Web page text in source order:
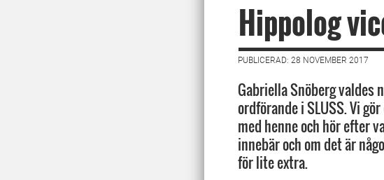
Hippolog
PUBLICERAD: 28 NOVEMBER 2017
Gabriella Snöberg valdes
ordförande i SLUSS. Vi
med henne och hör efter
innebär och om det är
för lite extra.